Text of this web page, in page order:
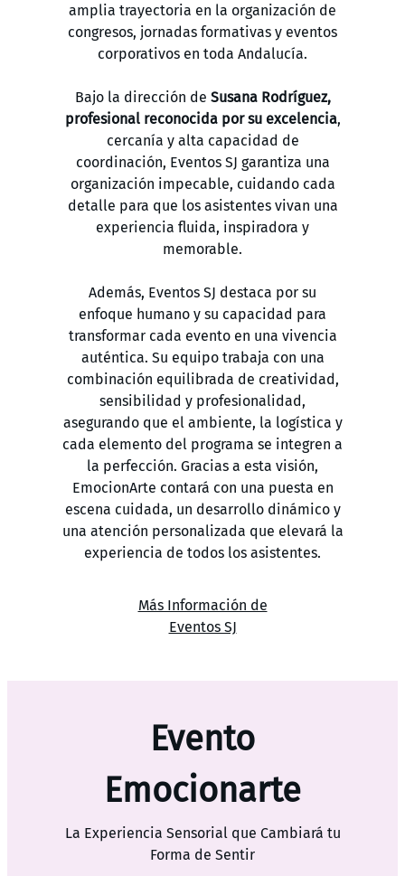
amplia trayectoria en la organización de
congresos, jornadas formativas y eventos
corporativos en toda Andalucía.
Bajo la dirección de Susana Rodríguez,
profesional reconocida por su excelencia,
cercanía y alta capacidad de
coordinación, Eventos SJ garantiza una
organización impecable, cuidando cada
detalle para que los asistentes vivan una
experiencia fluida, inspiradora y
memorable.
Además, Eventos SJ destaca por su
enfoque humano y su capacidad para
transformar cada evento en una vivencia
auténtica. Su equipo trabaja con una
combinación equilibrada de creatividad,
sensibilidad y profesionalidad,
asegurando que el ambiente, la logística y
cada elemento del programa se integren a
la perfección. Gracias a esta visión,
EmocionArte contará con una puesta en
escena cuidada, un desarrollo dinámico y
una atención personalizada que elevará la
experiencia de todos los asistentes.
Más Información de
Eventos SJ
Evento
Emocionarte
La Experiencia Sensorial que Cambiará tu
Forma de Sentir